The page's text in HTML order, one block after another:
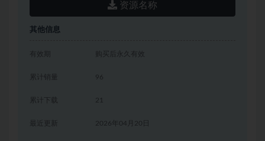
资源名称
其他信息
有效期 购买后永久有效
累计销量 96
累计下载 21
2026年04月20日